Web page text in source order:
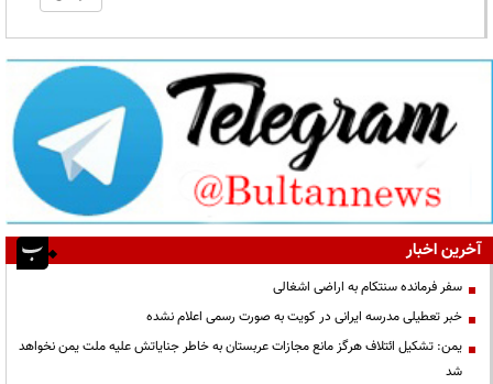
آخرین اخبار
سفر فرمانده سنتکام به اراضی اشغالی
خبر تعطیلی مدرسه ایرانی در کویت به صورت رسمی اعلام نشده
یمن: تشکیل ائتلاف هرگز مانع مجازات عربستان به خاطر جنایاتش علیه ملت یمن نخواهد
شد